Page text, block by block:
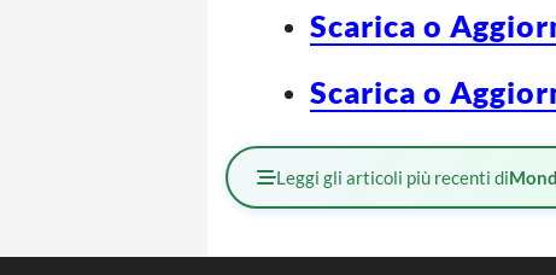
Scarica o
Scarica o
Leggi gli articoli più recenti di